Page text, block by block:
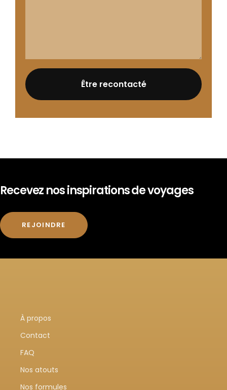
Recevez nos inspirations de voyages
REJOINDRE
À propos
Contact
FAQ
Nos atouts
Nos formules